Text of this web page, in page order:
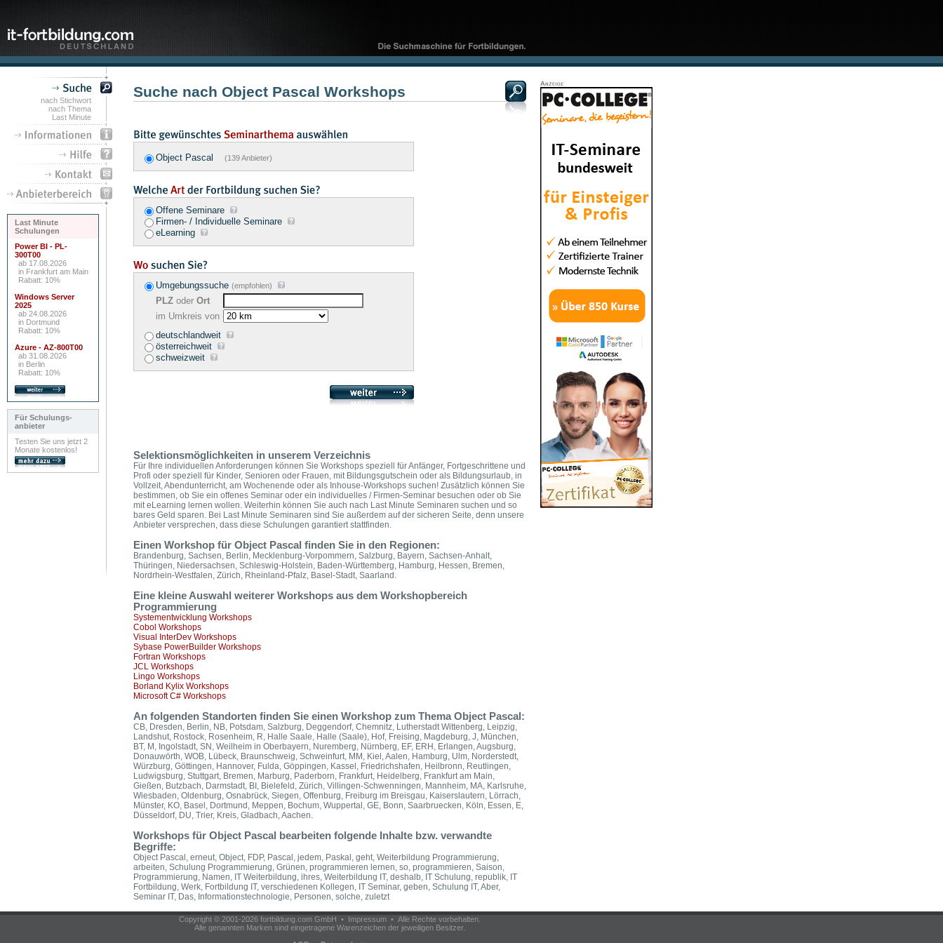
nach Stichwort
nach Thema
Last Minute
Last Minute
Schulungen
Power BI - PL-
300T00
ab 17.08.2026
in Frankfurt am Main
Rabatt: 10%
Windows Server
2025
ab 24.08.2026
in Dortmund
Rabatt: 10%
Azure - AZ-800T00
ab 31.08.2026
in Berlin
Rabatt: 10%
Für Schulungs-
anbieter
Testen Sie uns jetzt 2
Monate kostenlos!
Suche nach Object Pascal Workshops
Object Pascal (139 Anbieter)
Offene Seminare
Firmen- / Individuelle Seminare
eLearning
Umgebungssuche (empfohlen)
PLZ oder Ort
im Umkreis von
deutschlandweit
österreichweit
schweizweit
Selektionsmöglichkeiten in unserem Verzeichnis
Für Ihre individuellen Anforderungen können Sie Workshops speziell für Anfänger, Fortgeschrittene und
Profi oder speziell für Kinder, Senioren oder Frauen, mit Bildungsgutschein oder als Bildungsurlaub, in
Vollzeit, Abendunterricht, am Wochenende oder als Inhouse-Workshops suchen! Zusätzlich können Sie
bestimmen, ob Sie ein offenes Seminar oder ein individuelles / Firmen-Seminar besuchen oder ob Sie
mit eLearning lernen wollen. Weiterhin können Sie auch nach Last Minute Seminaren suchen und so
bares Geld sparen. Bei Last Minute Seminaren sind Sie außerdem auf der sicheren Seite, denn unsere
Anbieter versprechen, dass diese Schulungen garantiert stattfinden.
Einen Workshop für Object Pascal finden Sie in den Regionen:
Brandenburg, Sachsen, Berlin, Mecklenburg-Vorpommern, Salzburg, Bayern, Sachsen-Anhalt,
Thüringen, Niedersachsen, Schleswig-Holstein, Baden-Württemberg, Hamburg, Hessen, Bremen,
Nordrhein-Westfalen, Zürich, Rheinland-Pfalz, Basel-Stadt, Saarland.
Eine kleine Auswahl weiterer Workshops aus dem Workshopbereich
Programmierung
Systementwicklung Workshops
Cobol Workshops
Visual InterDev Workshops
Sybase PowerBuilder Workshops
Fortran Workshops
JCL Workshops
Lingo Workshops
Borland Kylix Workshops
Microsoft C# Workshops
An folgenden Standorten finden Sie einen Workshop zum Thema Object Pascal:
CB, Dresden, Berlin, NB, Potsdam, Salzburg, Deggendorf, Chemnitz, Lutherstadt Wittenberg, Leipzig,
Landshut, Rostock, Rosenheim, R, Halle Saale, Halle (Saale), Hof, Freising, Magdeburg, J, München,
BT, M, Ingolstadt, SN, Weilheim in Oberbayern, Nuremberg, Nürnberg, EF, ERH, Erlangen, Augsburg,
Donauwörth, WOB, Lübeck, Braunschweig, Schweinfurt, MM, Kiel, Aalen, Hamburg, Ulm, Norderstedt,
Würzburg, Göttingen, Hannover, Fulda, Göppingen, Kassel, Friedrichshafen, Heilbronn, Reutlingen,
Ludwigsburg, Stuttgart, Bremen, Marburg, Paderborn, Frankfurt, Heidelberg, Frankfurt am Main,
Gießen, Butzbach, Darmstadt, BI, Bielefeld, Zürich, Villingen-Schwenningen, Mannheim, MA, Karlsruhe,
Wiesbaden, Oldenburg, Osnabrück, Siegen, Offenburg, Freiburg im Breisgau, Kaiserslautern, Lörrach,
Münster, KO, Basel, Dortmund, Meppen, Bochum, Wuppertal, GE, Bonn, Saarbruecken, Köln, Essen, E,
Düsseldorf, DU, Trier, Kreis, Gladbach, Aachen.
Workshops für Object Pascal bearbeiten folgende Inhalte bzw. verwandte
Begriffe:
Object Pascal, erneut, Object, FDP, Pascal, jedem, Paskal, geht, Weiterbildung Programmierung,
arbeiten, Schulung Programmierung, Grünen, programmieren lernen, so, programmieren, Saison,
Programmierung, Namen, IT Weiterbildung, ihres, Weiterbildung IT, deshalb, IT Schulung, republik, IT
Fortbildung, Werk, Fortbildung IT, verschiedenen Kollegen, IT Seminar, geben, Schulung IT, Aber,
Seminar IT, Das, Informationstechnologie, Personen, solche, zuletzt
Copyright © 2001-2026 fortbildung.com GmbH • Impressum • Alle Rechte vorbehalten.
Alle genannten Marken sind eingetragene Warenzeichen der jeweiligen Besitzer.